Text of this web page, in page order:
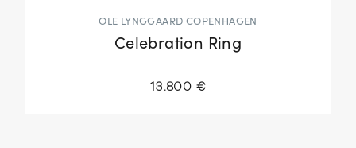
OLE LYNGGAARD COPENHAGEN
Celebration Ring
13.800 €